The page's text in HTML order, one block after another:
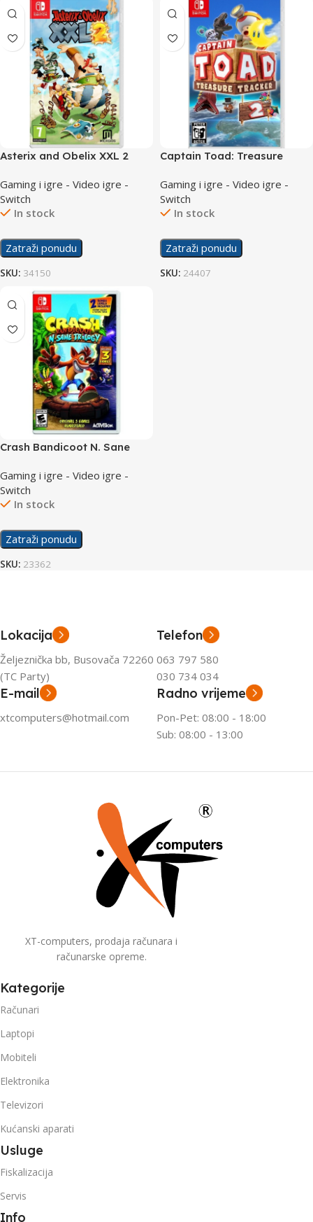
Asterix and Obelix XXL 2
Gaming i igre - Video igre -
Switch
In stock
Zatraži ponudu
SKU: 34150
Captain Toad: Treasure
Gaming i igre - Video igre -
Switch
In stock
Zatraži ponudu
SKU: 24407
Crash Bandicoot N. Sane
Gaming i igre - Video igre -
Switch
In stock
Zatraži ponudu
SKU: 23362
Lokacija
Željeznička bb, Busovača 72260
(TC Party)
Telefon
063 797 580
030 734 034
E-mail
xtcomputers@hotmail.com
Radno vrijeme
Pon-Pet: 08:00 - 18:00
Sub: 08:00 - 13:00
XT-computers, prodaja računara i
računarske opreme.
Kategorije
Računari
Laptopi
Mobiteli
Elektronika
Televizori
Kućanski aparati
Usluge
Fiskalizacija
Servis
Info